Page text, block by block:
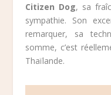
Citizen Dog, sa
sympathie. Son
remarquer, sa
somme, c’est
Thaïlande.